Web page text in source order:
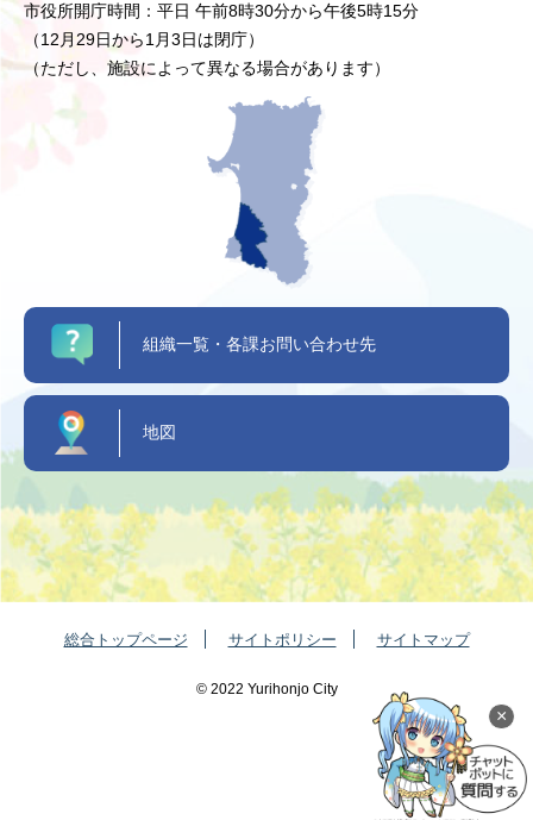
×
市役所開庁時間：平日 午前8時30分から午後5時15分
（12月29日から1月3日は閉庁）
（ただし、施設によって異なる場合があります）
組織一覧・各課お問い合わせ先
地図
総合トップページ サイトポリシー サイトマップ
©️ 2022 Yurihonjo City